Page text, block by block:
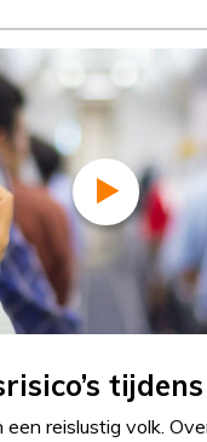
een reislustig volk.